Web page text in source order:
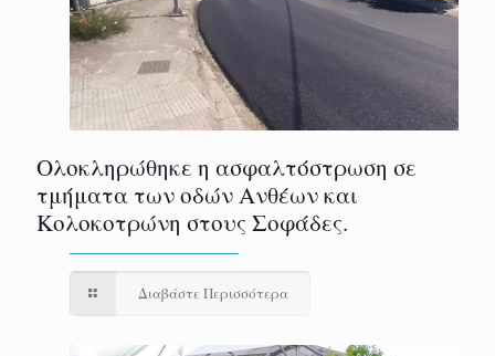
Ολοκληρώθηκε η ασφαλτόστρωση σε
τμήματα των οδών Ανθέων και
Κολοκοτρώνη στους Σοφάδες.
Διαβάστε Περισσότερα